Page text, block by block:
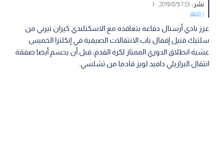
نشر :7:53 2019/8/9
|
رياضة
عزز نادي أرسنال دفاعه بتعاقده مع الاسكتلندي كيران تيرني من
سلتيك قبيل إقفال باب الانتقالات الصيفية في إنكلترا الخميس
عشية انطلاق الدوري الممتاز لكرة القدم، قبل أن يحسم أيضا صفقة
انتقال البرازيلي دافيد لويز قادما من تشلسي.